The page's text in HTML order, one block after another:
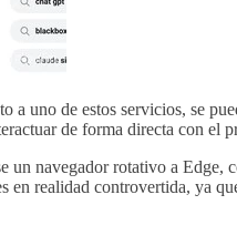
a uno de estos servicios, se
de forma directa con el
un navegador rotativo a Edge,
en realidad controvertida, ya